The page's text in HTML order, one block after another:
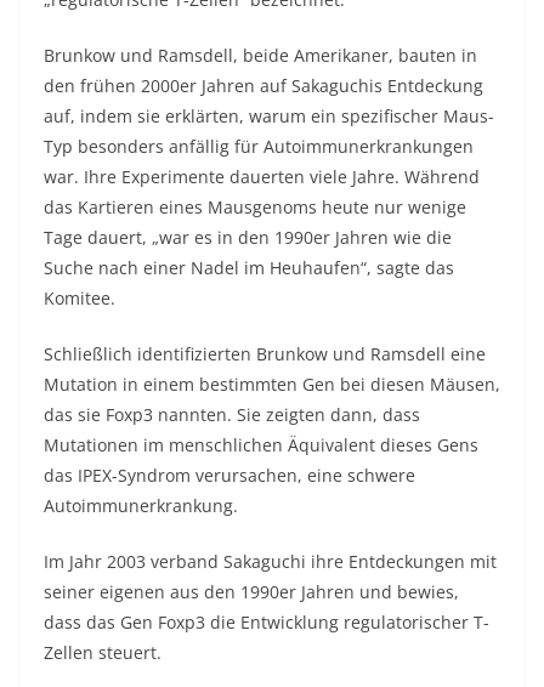
Brunkow und Ramsdell, beide Amerikaner, bauten in
den frühen 2000er Jahren auf Sakaguchis Entdeckung
auf, indem sie erklärten, warum ein spezifischer Maus-
Typ besonders anfällig für Autoimmunerkrankungen
war. Ihre Experimente dauerten viele Jahre. Während
das Kartieren eines Mausgenoms heute nur wenige
Tage dauert, „war es in den 1990er Jahren wie die
Suche nach einer Nadel im Heuhaufen“, sagte das
Komitee.
Schließlich identifizierten Brunkow und Ramsdell eine
Mutation in einem bestimmten Gen bei diesen Mäusen,
das sie Foxp3 nannten. Sie zeigten dann, dass
Mutationen im menschlichen Äquivalent dieses Gens
das IPEX-Syndrom verursachen, eine schwere
Autoimmunerkrankung.
Im Jahr 2003 verband Sakaguchi ihre Entdeckungen mit
seiner eigenen aus den 1990er Jahren und bewies,
dass das Gen Foxp3 die Entwicklung regulatorischer T-
Zellen steuert.